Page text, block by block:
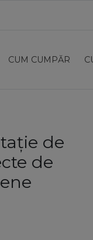
CUM CUMPĂR
de
de